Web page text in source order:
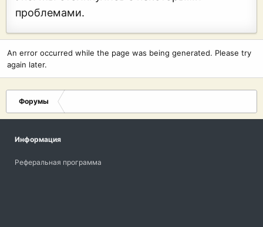
проблемами.
An error occurred while the page was being generated. Please try
again later.
Форумы
Информация
Реферальная программа